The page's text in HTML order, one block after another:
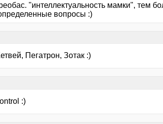
"интеллектуальность мамки", тем
вопросы :)
Пегатрон, Зотак :)
:)